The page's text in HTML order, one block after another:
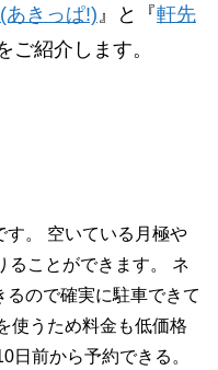
あきっぱ!)』と『軒先
ご紹介します。
。 空いている月極や
ることができます。 ネ
ので確実に駐車できて
使うため料金も低価格
日前から予約できる。